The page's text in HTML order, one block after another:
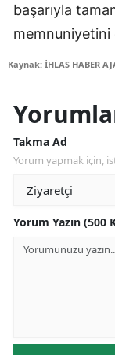
başarıyla
memnuniyetini
Kaynak: İHLAS HABER
Takma Ad
Yorum yapmak için,
Yorum Yazın (500